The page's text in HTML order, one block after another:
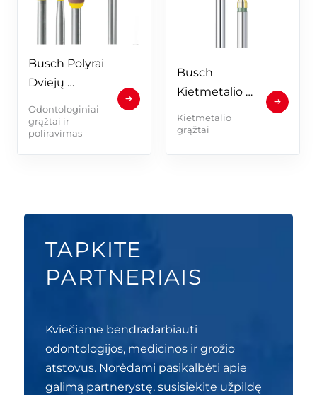
Busch Polyrai
Dviejų
keramikai
Odontologiniai
grąžtai ir
poliravimas
Busch
Kietmetalio
Kietmetalio
grąžtai
TAPKITE
PARTNERIAIS
Kviečiame bendradarbiauti
odontologijos, medicinos ir grožio
atstovus. Norėdami pasikalbėti apie
galimą partnerystę, susisiekite užpildę